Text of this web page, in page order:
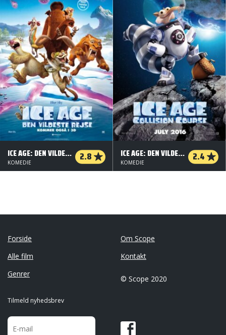
ICE AGE: DEN VILDESTE REJSE - 3 D 2.8
KOMEDIE
ICE AGE: DEN VILDESTE REJSE - ORG.VERS. - 2 D 2.4
KOMEDIE
Forside
Alle film
Genrer
Om Scope
Kontakt
© Scope 2020
Tilmeld nyhedsbrev